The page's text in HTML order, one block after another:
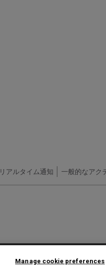
リアルタイム通知 一般的なアク
2025 Ex
Manage cookie preferences